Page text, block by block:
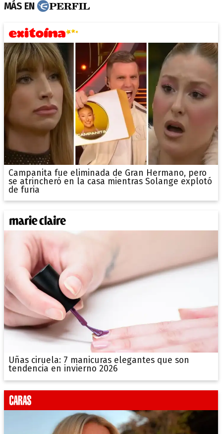
MÁS EN
Campanita fue eliminada de Gran Hermano, pero
se atrincheró en la casa mientras Solange explotó
de furia
Uñas ciruela: 7 manicuras elegantes que son
tendencia en invierno 2026